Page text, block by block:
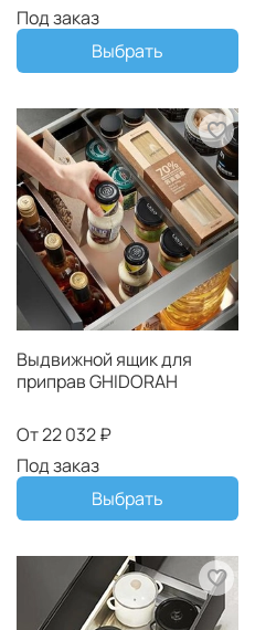
Под заказ
Выбрать
Выдвижной ящик для
приправ GHIDORAH
От22 032 ₽
Под заказ
Выбрать